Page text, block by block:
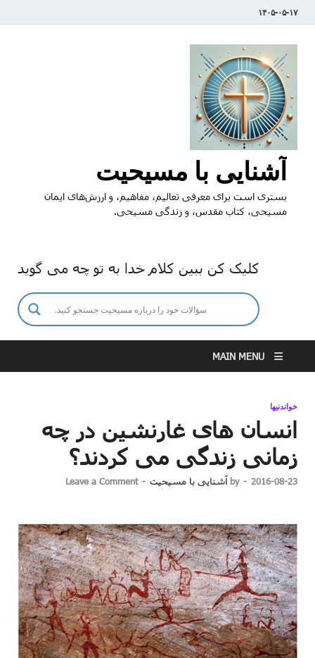
۱۴۰۵-۰۵-۱۷
آشنایی با مسیحیت
بستری است برای معرفی تعالیم، مفاهیم، و ارزش‌های ایمان
مسیحی، کتاب مقدس، و زندگی مسیحی.
کلیک کن ببین کلام خدا به تو چه می گوید
MAIN MENU
خواندنیها
انسان های غارنشین در چه
زمانی زندگی می کردند؟
2016-08-23
-
by آشنایی با مسیحیت -
Leave a Comment